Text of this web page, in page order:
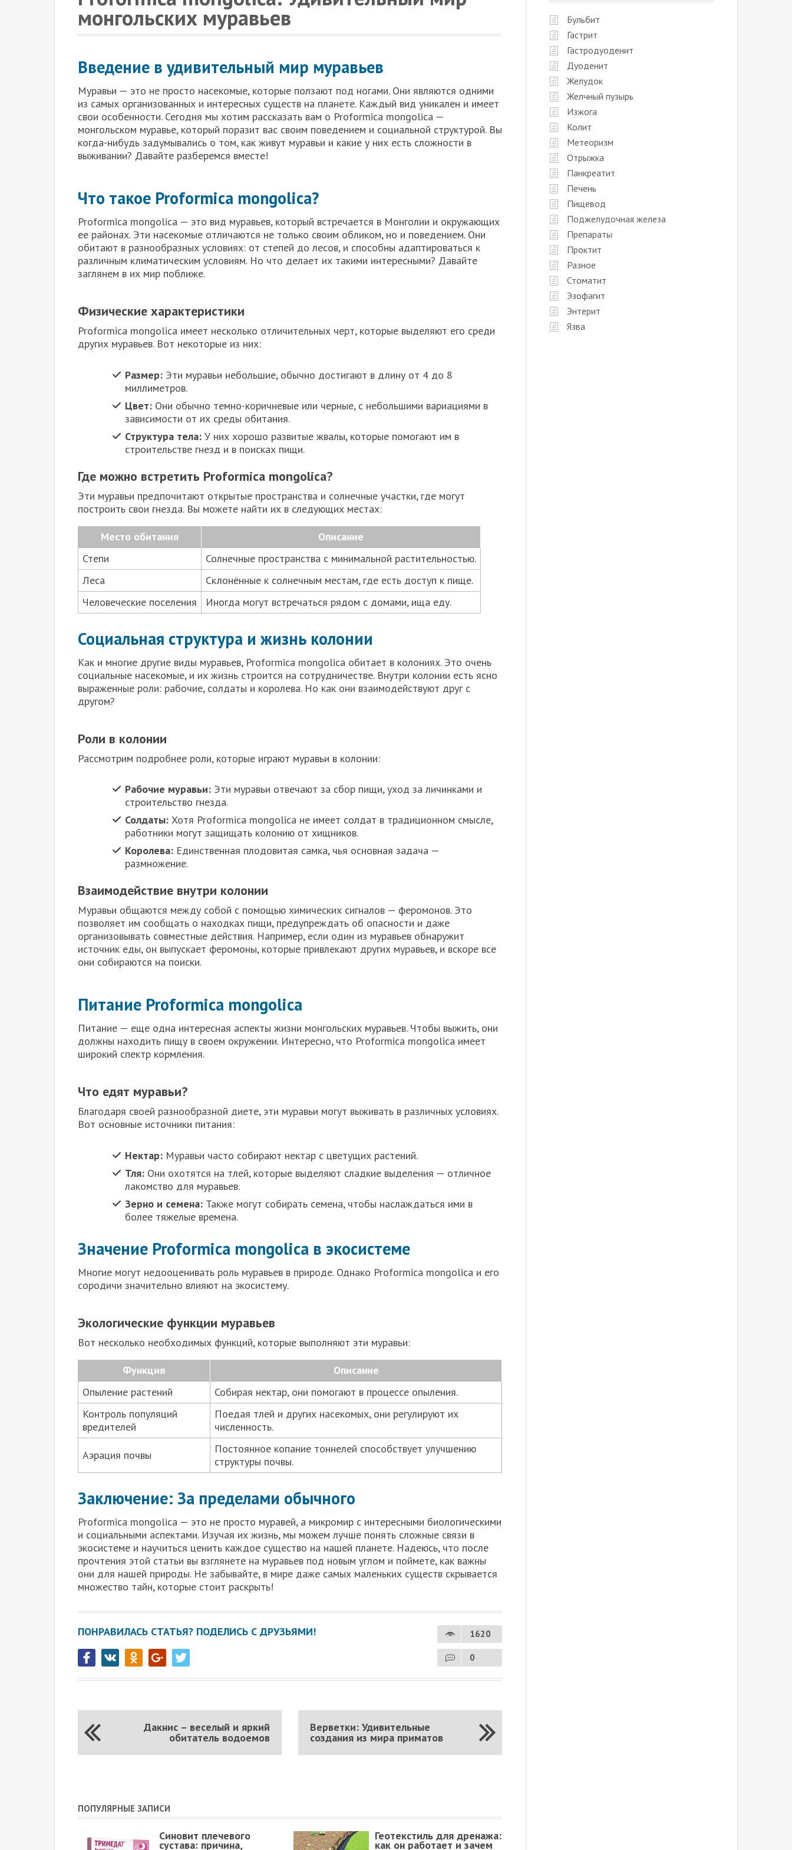
монгольских муравьев
Введение в удивительный мир муравьев
Муравьи — это не просто насекомые, которые ползают под ногами. Они являются одними
из самых организованных и интересных существ на планете. Каждый вид уникален и имеет
свои особенности. Сегодня мы хотим рассказать вам о Proformica mongolica —
монгольском муравье, который поразит вас своим поведением и социальной структурой. Вы
когда-нибудь задумывались о том, как живут муравьи и какие у них есть сложности в
выживании? Давайте разберемся вместе!
Что такое Proformica mongolica?
Proformica mongolica — это вид муравьев, который встречается в Монголии и окружающих
ее районах. Эти насекомые отличаются не только своим обликом, но и поведением. Они
обитают в разнообразных условиях: от степей до лесов, и способны адаптироваться к
различным климатическим условиям. Но что делает их такими интересными? Давайте
заглянем в их мир поближе.
Физические характеристики
Proformica mongolica имеет несколько отличительных черт, которые выделяют его среди
других муравьев. Вот некоторые из них:
Размер: Эти муравьи небольшие, обычно достигают в длину от 4 до 8
миллиметров.
Цвет: Они обычно темно-коричневые или черные, с небольшими вариациями в
зависимости от их среды обитания.
Структура тела: У них хорошо развитые жвалы, которые помогают им в
строительстве гнезд и в поисках пищи.
Где можно встретить Proformica mongolica?
Эти муравьи предпочитают открытые пространства и солнечные участки, где могут
построить свои гнезда. Вы можете найти их в следующих местах:
Место обитания
Описание
Степи
Солнечные пространства с минимальной растительностью.
Леса
Склонённые к солнечным местам, где есть доступ к пище.
Человеческие поселения
Иногда могут встречаться рядом с домами, ища еду.
Социальная структура и жизнь колонии
Как и многие другие виды муравьев, Proformica mongolica обитает в колониях. Это очень
социальные насекомые, и их жизнь строится на сотрудничестве. Внутри колонии есть ясно
выраженные роли: рабочие, солдаты и королева. Но как они взаимодействуют друг с
другом?
Роли в колонии
Рассмотрим подробнее роли, которые играют муравьи в колонии:
Рабочие муравьи: Эти муравьи отвечают за сбор пищи, уход за личинками и
строительство гнезда.
Солдаты: Хотя Proformica mongolica не имеет солдат в традиционном смысле,
работники могут защищать колонию от хищников.
Королева: Единственная плодовитая самка, чья основная задача —
размножение.
Взаимодействие внутри колонии
Муравьи общаются между собой с помощью химических сигналов — феромонов. Это
позволяет им сообщать о находках пищи, предупреждать об опасности и даже
организовывать совместные действия. Например, если один из муравьев обнаружит
источник еды, он выпускает феромоны, которые привлекают других муравьев, и вскоре все
они собираются на поиски.
Питание Proformica mongolica
Питание — еще одна интересная аспекты жизни монгольских муравьев. Чтобы выжить, они
должны находить пищу в своем окружении. Интересно, что Proformica mongolica имеет
широкий спектр кормления.
Что едят муравьи?
Благодаря своей разнообразной диете, эти муравьи могут выживать в различных условиях.
Вот основные источники питания:
Нектар: Муравьи часто собирают нектар с цветущих растений.
Тля: Они охотятся на тлей, которые выделяют сладкие выделения — отличное
лакомство для муравьев.
Зерно и семена: Также могут собирать семена, чтобы наслаждаться ими в
более тяжелые времена.
Значение Proformica mongolica в экосистеме
Многие могут недооценивать роль муравьев в природе. Однако Proformica mongolica и его
сородичи значительно влияют на экосистему.
Экологические функции муравьев
Вот несколько необходимых функций, которые выполняют эти муравьи:
Функция
Описание
Опыление растений
Собирая нектар, они помогают в процессе опыления.
Контроль популяций
вредителей
Поедая тлей и других насекомых, они регулируют их
численность.
Аэрация почвы
Постоянное копание тоннелей способствует улучшению
структуры почвы.
Заключение: За пределами обычного
Proformica mongolica — это не просто муравей, а микромир с интересными биологическими
и социальными аспектами. Изучая их жизнь, мы можем лучше понять сложные связи в
экосистеме и научиться ценить каждое существо на нашей планете. Надеюсь, что после
прочтения этой статьи вы взглянете на муравьев под новым углом и поймете, как важны
они для нашей природы. Не забывайте, в мире даже самых маленьких существ скрывается
множество тайн, которые стоит раскрыть!
ПОНРАВИЛАСЬ СТАТЬЯ? ПОДЕЛИСЬ С ДРУЗЬЯМИ! 1620
0
Верветки: Удивительные
создания из мира приматов
Дакнис – веселый и яркий
обитатель водоемов
ПОПУЛЯРНЫЕ ЗАПИСИ
Синовит плечевого
сустава: причина,
Геотекстиль для дренажа:
как он работает и зачем
Бульбит
Гастрит
Гастродуоденит
Дуоденит
Желудок
Желчный пузырь
Изжога
Колит
Метеоризм
Отрыжка
Панкреатит
Печень
Пищевод
Поджелудочная железа
Препараты
Проктит
Разное
Стоматит
Эзофагит
Энтерит
Язва